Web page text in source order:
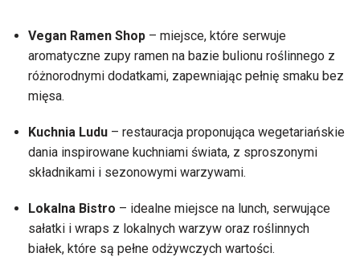
Vegan Ramen Shop – miejsce, które serwuje
aromatyczne zupy ramen na bazie bulionu roślinnego z
różnorodnymi dodatkami, zapewniając pełnię smaku bez
mięsa.
Kuchnia Ludu – restauracja proponująca wegetariańskie
dania inspirowane kuchniami świata, z sproszonymi
składnikami i sezonowymi warzywami.
Lokalna Bistro – idealne miejsce na lunch, serwujące
sałatki i wraps z lokalnych warzyw oraz roślinnych
białek, które są pełne odżywczych wartości.